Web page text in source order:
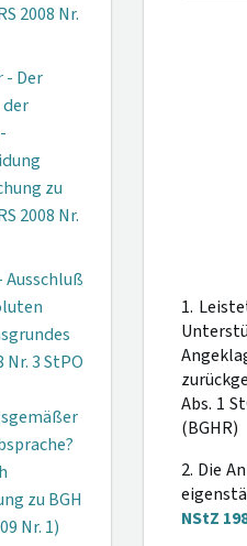
2008 Nr.
- Der
der
zu
2008 Nr.
Ausschluß
Nr. 3 StPO
zu BGH
Nr. 1)
1.
Abs. 1
(BGHR)
2. Die
NStZ